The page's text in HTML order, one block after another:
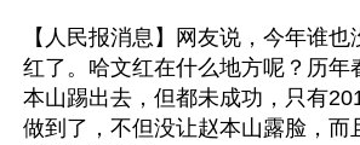
【人民报消息】网友说，今年谁
红了。哈文红在什么地方呢？历年
本山踢出去，但都未成功，只有
做到了，不但没让赵本山露脸，而